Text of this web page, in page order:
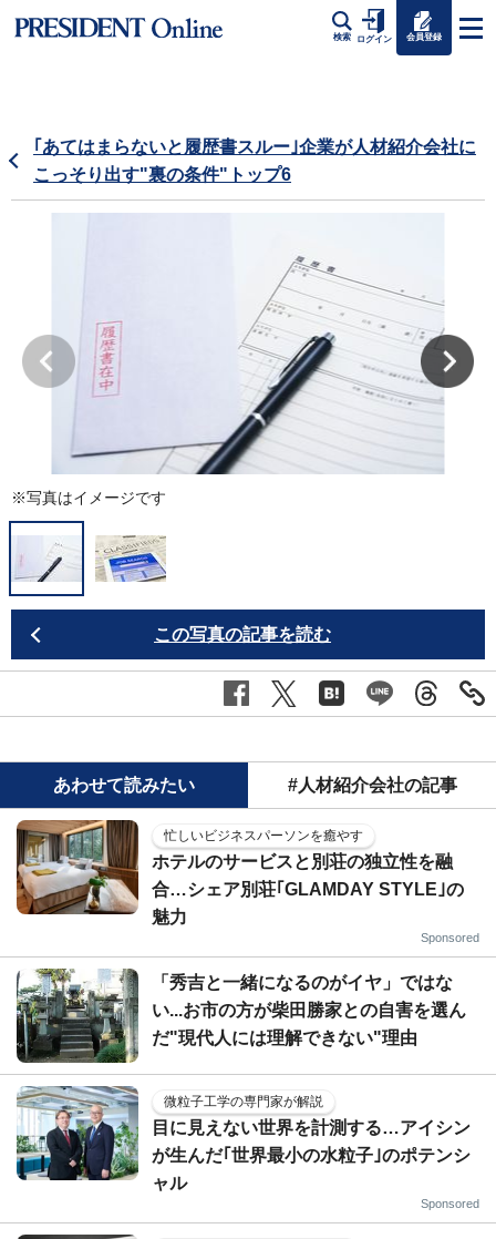
検索 ログイン 会員登録
｢あてはまらないと履歴書スルー｣企業が人材紹介会社に
こっそり出す"裏の条件"トップ6
※写真はイメージです
この写真の記事を読む
あわせて読みたい #人材紹介会社の記事
忙しいビジネスパーソンを癒やす
ホテルのサービスと別荘の独立性を融
合…シェア別荘｢GLAMDAY STYLE｣の
魅力
Sponsored
「秀吉と一緒になるのがイヤ」ではな
い...お市の方が柴田勝家との自害を選ん
だ"現代人には理解できない"理由
微粒子工学の専門家が解説
目に見えない世界を計測する…アイシン
が生んだ｢世界最小の水粒子｣のポテンシ
ャル
Sponsored